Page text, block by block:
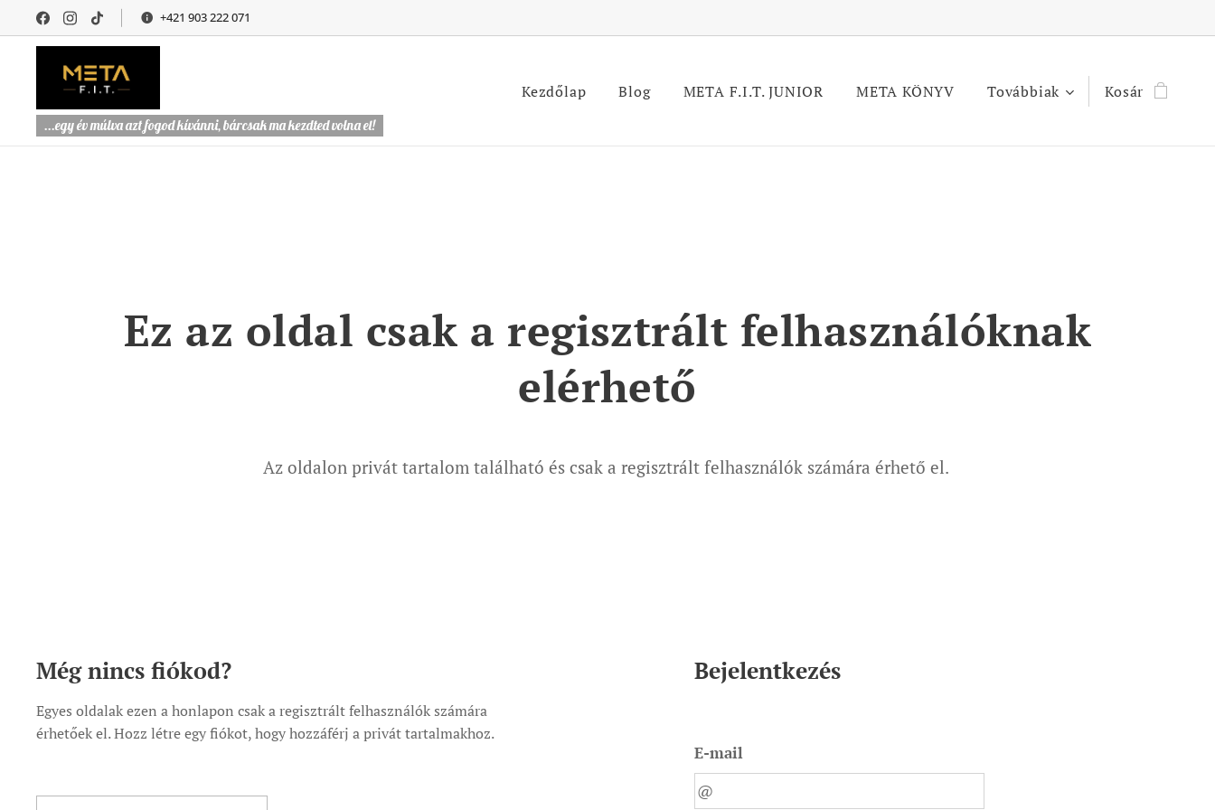
+421 903 222 071
...egy év múlva azt fogod kívánni, bárcsak ma kezdted volna el!
Kezdőlap Blog META F.I.T. JUNIOR META KÖNYV Továbbiak Kosár
Ez az oldal csak a regisztrált felhasználóknak
elérhető
Az oldalon privát tartalom található és csak a regisztrált felhasználók számára érhető el.
Még nincs fiókod?
Egyes oldalak ezen a honlapon csak a regisztrált felhasználók számára
érhetőek el. Hozz létre egy fiókot, hogy hozzáférj a privát tartalmakhoz.
Bejelentkezés
E-mail